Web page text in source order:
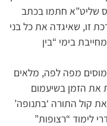
שליט”א חתמו בכתב
זו, שאיגדה את כל בני
בימי “בין
מפה לפה, מלאים
את הזמן בשיעמום
קול התורה ‘בתנופה’
לימוד “רצופות”